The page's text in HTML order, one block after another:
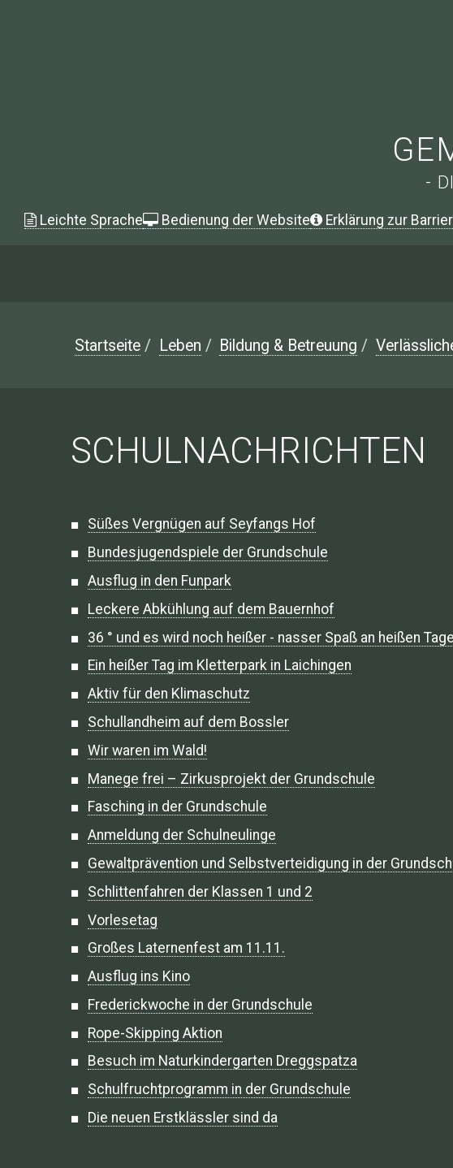
-
Leichte Sprache Bedienung der Website Erklärung zur
Startseite / Leben / Bildung & Betreuung /
SCHULNACHRICHTEN
Süßes Vergnügen auf Seyfangs Hof
Bundesjugendspiele der Grundschule
Ausflug in den Funpark
Leckere Abkühlung auf dem Bauernhof
36 ° und es wird noch heißer - nasser Spaß an heißen
Ein heißer Tag im Kletterpark in Laichingen
Aktiv für den Klimaschutz
Schullandheim auf dem Bossler
Wir waren im Wald!
Manege frei – Zirkusprojekt der Grundschule
Fasching in der Grundschule
Anmeldung der Schulneulinge
Gewaltprävention und Selbstverteidigung in der
Schlittenfahren der Klassen 1 und 2
Vorlesetag
Großes Laternenfest am 11.11.
Ausflug ins Kino
Frederickwoche in der Grundschule
Rope-Skipping Aktion
Besuch im Naturkindergarten Dreggspatza
Schulfruchtprogramm in der Grundschule
Die neuen Erstklässler sind da